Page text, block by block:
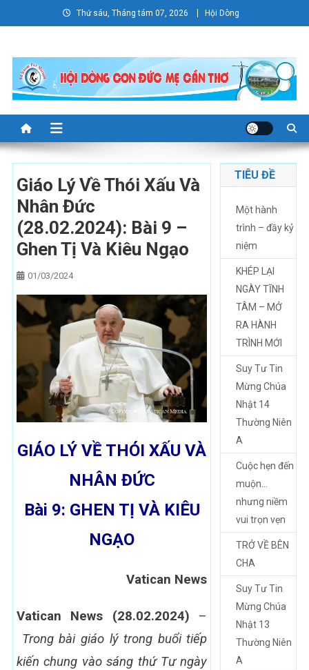
to
Thứ sáu, Tháng tám 07, 2026 Hội Dòng
Giáo Lý Về Thói Xấu Và
Nhân Đức
(28.02.2024): Bài 9 –
Ghen Tị Và Kiêu Ngạo
01/03/2024
GIÁO LÝ VỀ THÓI XẤU VÀ
NHÂN ĐỨC
Bài 9: GHEN TỊ VÀ KIÊU
NGẠO
Vatican News
Vatican News (28.02.2024) –
Trong bài giáo lý trong buổi tiếp
kiến chung vào sáng thứ Tư ngày
TIÊU ĐỀ
Một hành
trình – đầy kỷ
niệm
KHÉP LẠI
NGÀY TĨNH
TÂM – MỞ
RA HÀNH
TRÌNH MỚI
Suy Tư Tin
Mừng Chúa
Nhật 14
Thường Niên
A
Cuộc hẹn đến
muộn…
nhưng niềm
vui trọn vẹn
TRỞ VỀ BÊN
CHA
Suy Tư Tin
Mừng Chúa
Nhật 13
Thường Niên
A